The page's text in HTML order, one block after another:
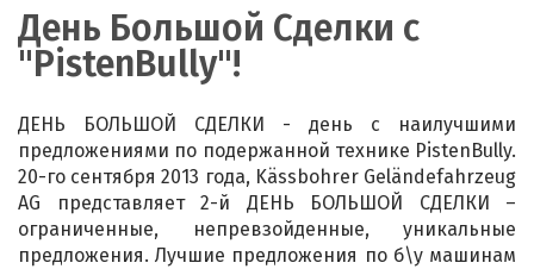
День Большой Сделки с
"PistenBully"!
ДЕНЬ БОЛЬШОЙ СДЕЛКИ - день с наилучшими
предложениями по подержанной технике PistenBully.
20-го сентября 2013 года, Kässbohrer Geländefahrzeug
AG представляет 2-й ДЕНЬ БОЛЬШОЙ СДЕЛКИ –
ограниченные, непревзойденные, уникальные
предложения. Лучшие предложения по б\у машинам